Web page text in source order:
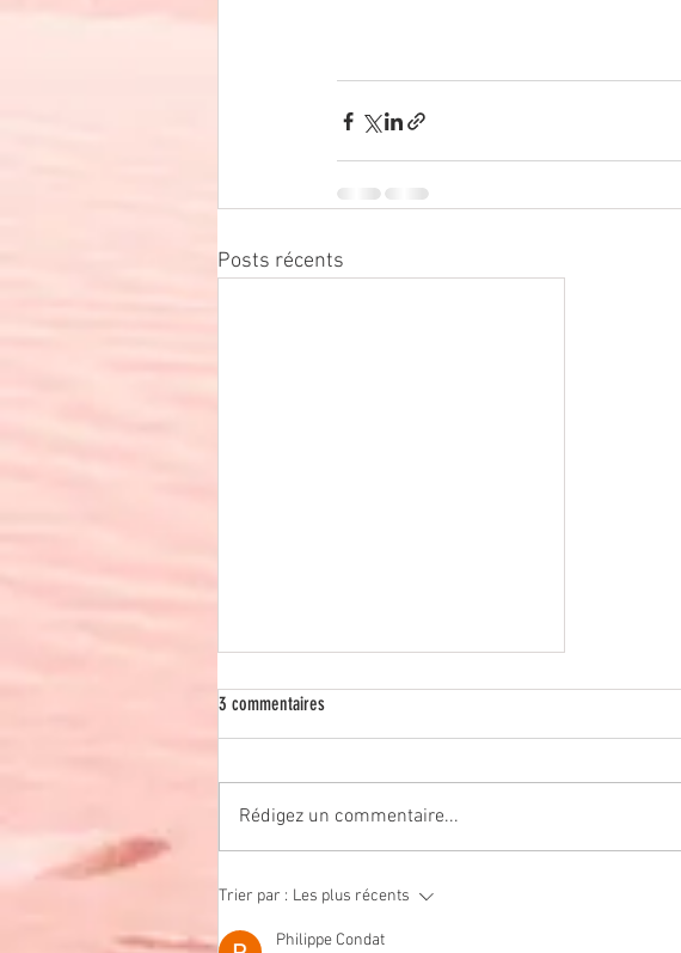
Posts récents
Vos questions
3 commentaires
Rédigez un commentaire...
Trier par : Les plus récents
Philippe Condat